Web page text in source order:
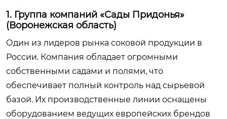
1. Группа компаний «Сады Придонья»
(Воронежская область)
Один из лидеров рынка соковой продукции в
России. Компания обладает огромными
собственными садами и полями, что
обеспечивает полный контроль над сырьевой
базой. Их производственные линии оснащены
оборудованием ведущих европейских брендов